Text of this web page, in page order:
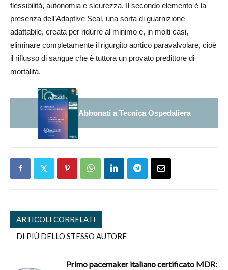
flessibilità, autonomia e sicurezza. Il secondo elemento è la
presenza dell’Adaptive Seal, una sorta di guarnizione
adattabile, creata per ridurre al minimo e, in molti casi,
eliminare completamente il rigurgito aortico paravalvolare, cioè
il riflusso di sangue che è tuttora un provato predittore di
mortalità.
Abbonati a Tecnica Ospedaliera
ARTICOLI CORRELATI
DI PIÙ DELLO STESSO AUTORE
Primo pacemaker italiano certificato MDR: